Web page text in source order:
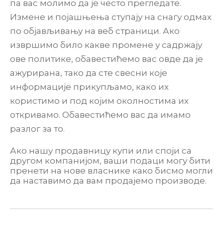
па вас молимо да је често прегледате.
Измене и појашњења ступају на снагу одмах
по објављивању на веб страници. Ако
извршимо било какве промене у садржају
ове политике, обавестићемо вас овде да је
ажурирана, тако да сте свесни које
информације прикупљамо, како их
користимо и под којим околностима их
откривамо. Обавестићемо вас да имамо
разлог за то.
Ако нашу продавницу купи или споји са
другом компанијом, ваши подаци могу бити
пренети на нове власнике како бисмо могли
да наставимо да вам продајемо производе.